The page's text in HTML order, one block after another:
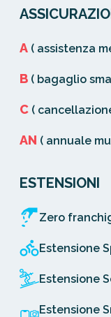
A ( assistenza
B ( bagaglio
C (
AN ( annuale
ESTENSIONI
Zero
Estensione
Estensione
Estensione